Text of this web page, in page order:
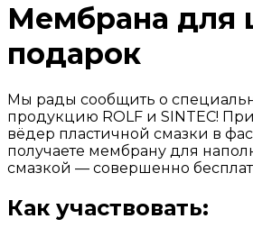
Мембрана для
подарок
Мы рады сообщить о
продукцию ROLF и SINTEC!
вёдер пластичной смазки в
получаете мембрану для
смазкой — совершенно
Как участвовать: